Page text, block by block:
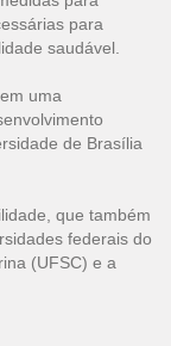
para
saudável.
uma
de Brasília
que também
federais do
(UFSC) e a